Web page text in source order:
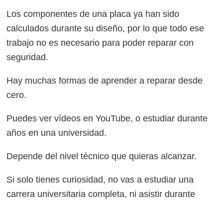
Los componentes de una placa ya han sido
calculados durante su diseño, por lo que todo ese
trabajo no es necesario para poder reparar con
seguridad.
Hay muchas formas de aprender a reparar desde
cero.
Puedes ver vídeos en YouTube, o estudiar durante
años en una universidad.
Depende del nivel técnico que quieras alcanzar.
Si solo tienes curiosidad, no vas a estudiar una
carrera universitaria completa, ni asistir durante